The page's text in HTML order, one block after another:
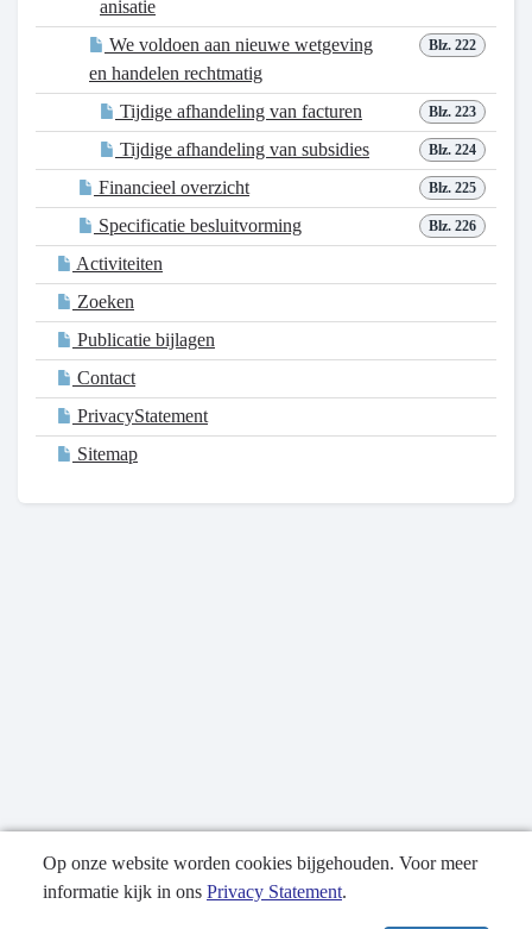
anisatie
Blz. 222
We voldoen aan nieuwe wetgeving
en handelen rechtmatig
Blz. 223
Tijdige afhandeling van facturen
Blz. 224
Tijdige afhandeling van subsidies
Blz. 225
Financieel overzicht
Blz. 226
Specificatie besluitvorming
Activiteiten
Zoeken
Publicatie bijlagen
Contact
PrivacyStatement
Sitemap
Op onze website worden cookies bijgehouden. Voor meer
informatie kijk in ons Privacy Statement.